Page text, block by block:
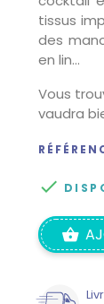
tissus
des
en lin…
Vous
vaudra
